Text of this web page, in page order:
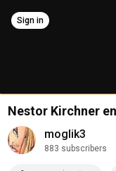
Sign in
Nestor Kirchner
moglik3
883 subscribers